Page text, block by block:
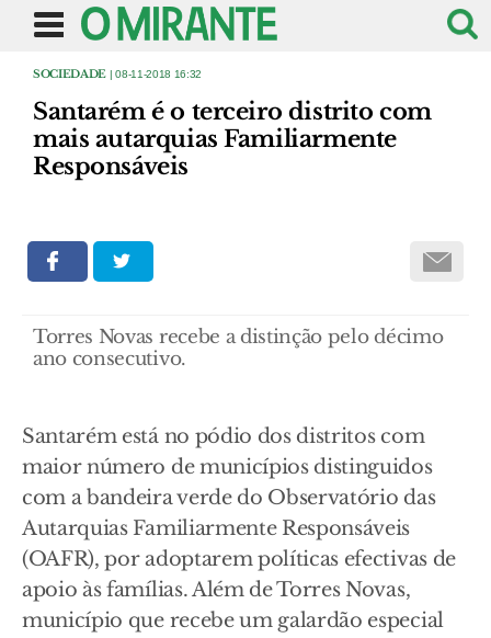
SOCIEDADE | 08-11-2018 16:32
Santarém é o terceiro distrito com
mais autarquias Familiarmente
Responsáveis
Torres Novas recebe a distinção pelo décimo
ano consecutivo.
Santarém está no pódio dos distritos com
maior número de municípios distinguidos
com a bandeira verde do Observatório das
Autarquias Familiarmente Responsáveis
(OAFR), por adoptarem políticas efectivas de
apoio às famílias. Além de Torres Novas,
município que recebe um galardão especial